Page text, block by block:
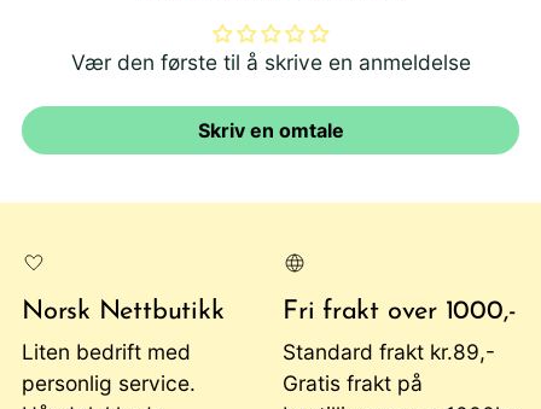
Vær den første til å skrive en anmeldelse
Skriv en omtale
Norsk Nettbutikk
Liten bedrift med
personlig service.
Fri frakt over 1000,-
Standard frakt kr.89,-
Gratis frakt på